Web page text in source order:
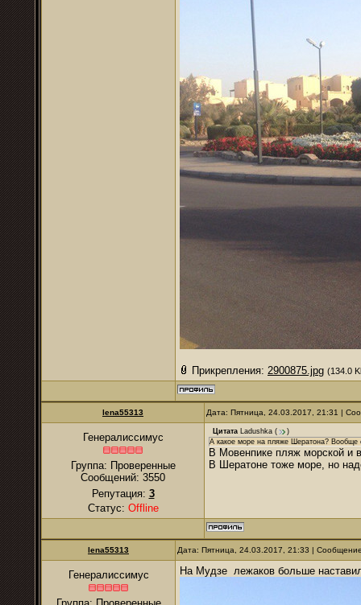
Прикрепления: 2900875.jpg (134.0
lena55313 Дата: Пятница, 24.03.2017, 21:31 |
Генералиссимус
Группа: Проверенные
Сообщений: 3550
Репутация: 3
Статус: Offline
Цитата Ladushka (
)
А какое море на пляже Шератона? Вообще
В Мовенпике пляж морской и
В Шератоне тоже море, но
lena55313 Дата: Пятница, 24.03.2017, 21:33 |
Генералиссимус На Мудзе лежаков больше